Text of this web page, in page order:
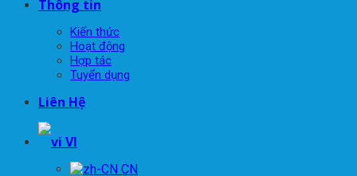
Thông tin
Kiến thức
Hoạt động
Hợp tác
Tuyển dụng
Liên Hệ
VI